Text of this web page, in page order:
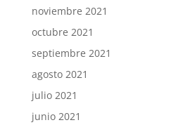
noviembre 2021
octubre 2021
septiembre 2021
agosto 2021
julio 2021
junio 2021